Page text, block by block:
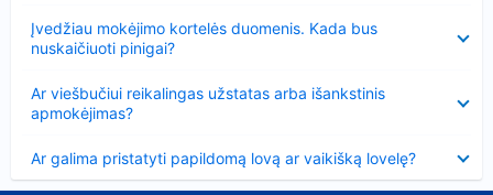
Įvedžiau mokėjimo kortelės duomenis. Kada bus
nuskaičiuoti pinigai?
Ar viešbučiui reikalingas užstatas arba išankstinis
apmokėjimas?
Ar galima pristatyti papildomą lovą ar vaikišką lovelę?